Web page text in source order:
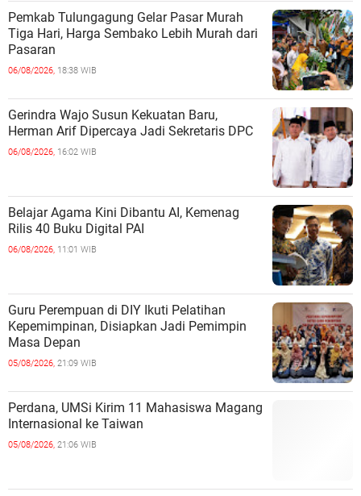
Pemkab Tulungagung Gelar Pasar Murah
Tiga Hari, Harga Sembako Lebih Murah dari
Pasaran
06/08/2026, 18:38 WIB
Gerindra Wajo Susun Kekuatan Baru,
Herman Arif Dipercaya Jadi Sekretaris DPC
06/08/2026, 16:02 WIB
Belajar Agama Kini Dibantu AI, Kemenag
Rilis 40 Buku Digital PAI
06/08/2026, 11:01 WIB
Guru Perempuan di DIY Ikuti Pelatihan
Kepemimpinan, Disiapkan Jadi Pemimpin
Masa Depan
05/08/2026, 21:09 WIB
Perdana, UMSi Kirim 11 Mahasiswa Magang
Internasional ke Taiwan
05/08/2026, 21:06 WIB